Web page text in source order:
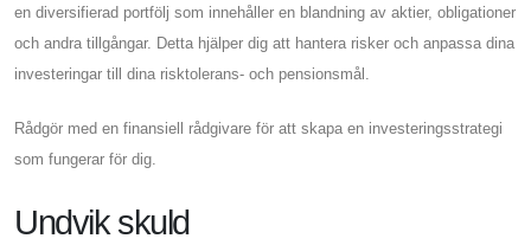
en diversifierad portfölj som innehåller en blandning av aktier, obligationer
och andra tillgångar. Detta hjälper dig att hantera risker och anpassa dina
investeringar till dina risktolerans- och pensionsmål.
Rådgör med en finansiell rådgivare för att skapa en investeringsstrategi
som fungerar för dig.
Undvik skuld